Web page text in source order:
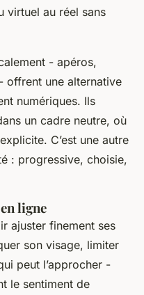
virtuel au réel sans
- apéros,
offrent une alternative
numériques. Ils
un cadre neutre, où
C’est une autre
: progressive, choisie,
ligne
ajuster finement ses
son visage, limiter
peut l’approcher -
le sentiment de